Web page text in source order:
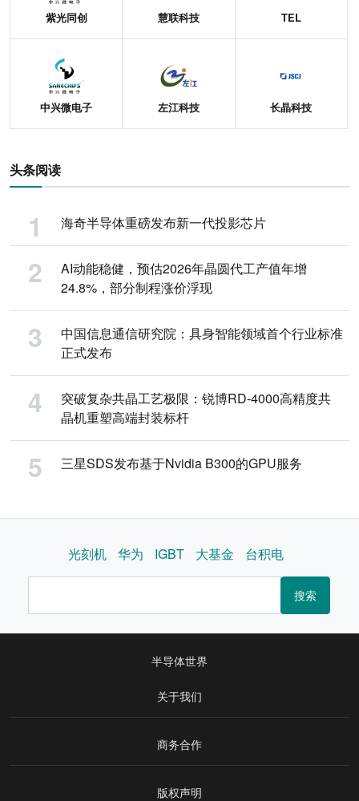
紫光同创 慧联科技 TEL
中兴微电子 左江科技 长晶科技
头条阅读
海奇半导体重磅发布新一代投影芯片
AI动能稳健，预估2026年晶圆代工产值年增
24.8%，部分制程涨价浮现
中国信息通信研究院：具身智能领域首个行业标准
正式发布
突破复杂共晶工艺极限：锐博RD-4000高精度共
晶机重塑高端封装标杆
三星SDS发布基于Nvidia B300的GPU服务
光刻机 华为 IGBT 大基金 台积电
搜索
半导体世界
关于我们
商务合作
版权声明